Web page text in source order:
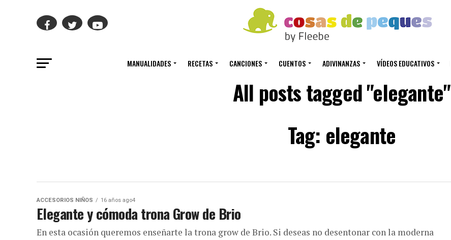
MANUALIDADES RECETAS CANCIONES CUENTOS ADIVINANZAS VÍDEOS EDUCATIVOS
All posts tagged "elegante"
Tag: elegante
ACCESORIOS NIÑOS 16 años ago4
Elegante y cómoda trona Grow de Brio
En esta ocasión queremos enseñarte la trona grow de Brio. Si deseas no desentonar con la moderna